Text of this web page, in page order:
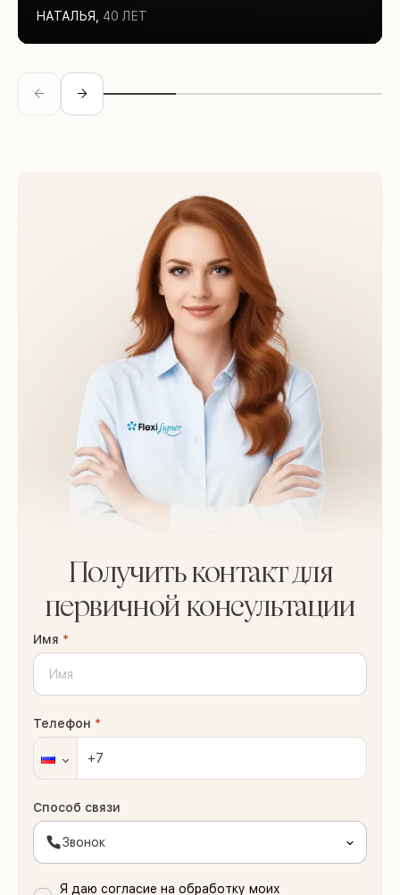
НАТАЛЬЯ 40 ЛЕТ
Получить контакт для
первичной консультации
Имя *
Телефон *
Способ связи
Звонок
Я даю согласие на обработку моих